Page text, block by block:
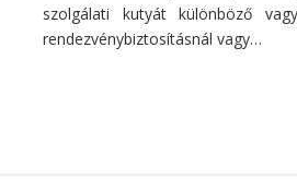
szolgálati kutyát különböző
rendezvénybiztosításnál vagy…